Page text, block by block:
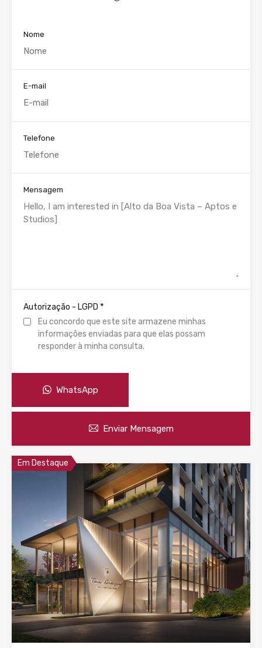
Nome
E-mail
Telefone
Mensagem
Autorização - LGPD *
Eu concordo que este site armazene minhas
informações enviadas para que elas possam
responder à minha consulta.
WhatsApp
Enviar Mensagem
Em Destaque